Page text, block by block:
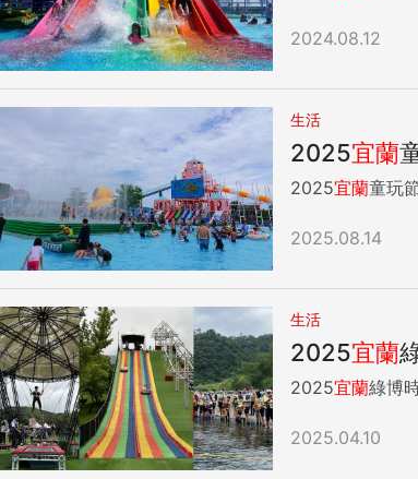
2024.08.12
生活
2025宜蘭
2025宜蘭
2025.08.14
生活
2025宜蘭
2025宜蘭
2025.04.10